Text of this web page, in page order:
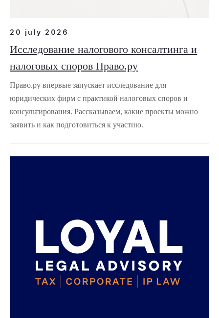
20 july 2026
Исследование налогового консалтинга и
налоговых споров Право.ру
Право.ру впервые запускает исследование для
юридических фирм с практикой налоговых споров и
консультирования. Рассказываем, какие проекты можно
заявить и как подготовиться к участию.